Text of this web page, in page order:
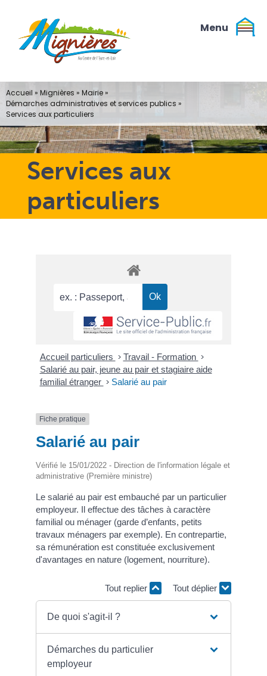
contenu
Services aux
particuliers
Accueil » Mignières » Mairie»
Démarches administratives et services publics »
Services aux particuliers
Accueil particuliers > Travail - Formation >
Salarié au pair, jeune au pair et stagiaire aide
familial étranger > Salarié au pair
Fiche pratique
Salarié au pair
Vérifié le 15/01/2022 - Direction de l'information légale et
administrative (Première ministre)
Le salarié au pair est embauché par un particulier
employeur. Il effectue des tâches à caractère
familial ou ménager (garde d’enfants, petits
travaux ménagers par exemple). En contrepartie,
sa rémunération est constituée exclusivement
d'avantages en nature (logement, nourriture).
Tout replier Tout déplier
De quoi s'agit-il ?
Démarches du particulier
employeur